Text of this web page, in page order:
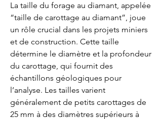
La taille du forage au diamant, appelée
“taille de carottage au diamant”, joue
un rôle crucial dans les projets miniers
et de construction. Cette taille
détermine le diamètre et la profondeur
du carottage, qui fournit des
échantillons géologiques pour
l’analyse. Les tailles varient
généralement de petits carottages de
25 mm à des diamètres supérieurs à